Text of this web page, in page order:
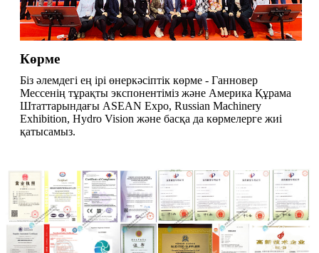
Көрме
Біз әлемдегі ең ірі өнеркәсіптік көрме - Ганновер
Мессенің тұрақты экспонентіміз және Америка Құрама
Штаттарындағы ASEAN Expo, Russian Machinery
Exhibition, Hydro Vision және басқа да көрмелерге жиі
қатысамыз.